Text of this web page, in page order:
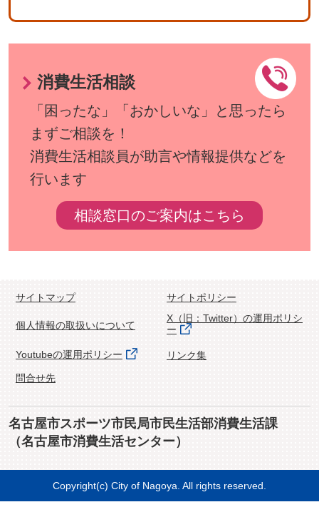
消費生活相談
「困ったな」「おかしいな」と思ったら
まずご相談を！
消費生活相談員が助言や情報提供などを
行います
相談窓口のご案内はこちら
サイトマップ サイトポリシー
個人情報の取扱いについて
X（旧：Twitter）の運用ポリシ
ー
Youtubeの運用ポリシー
リンク集
問合せ先
名古屋市スポーツ市民局市民生活部消費生活課
（名古屋市消費生活センター）
Copyright(c) City of Nagoya. All rights reserved.